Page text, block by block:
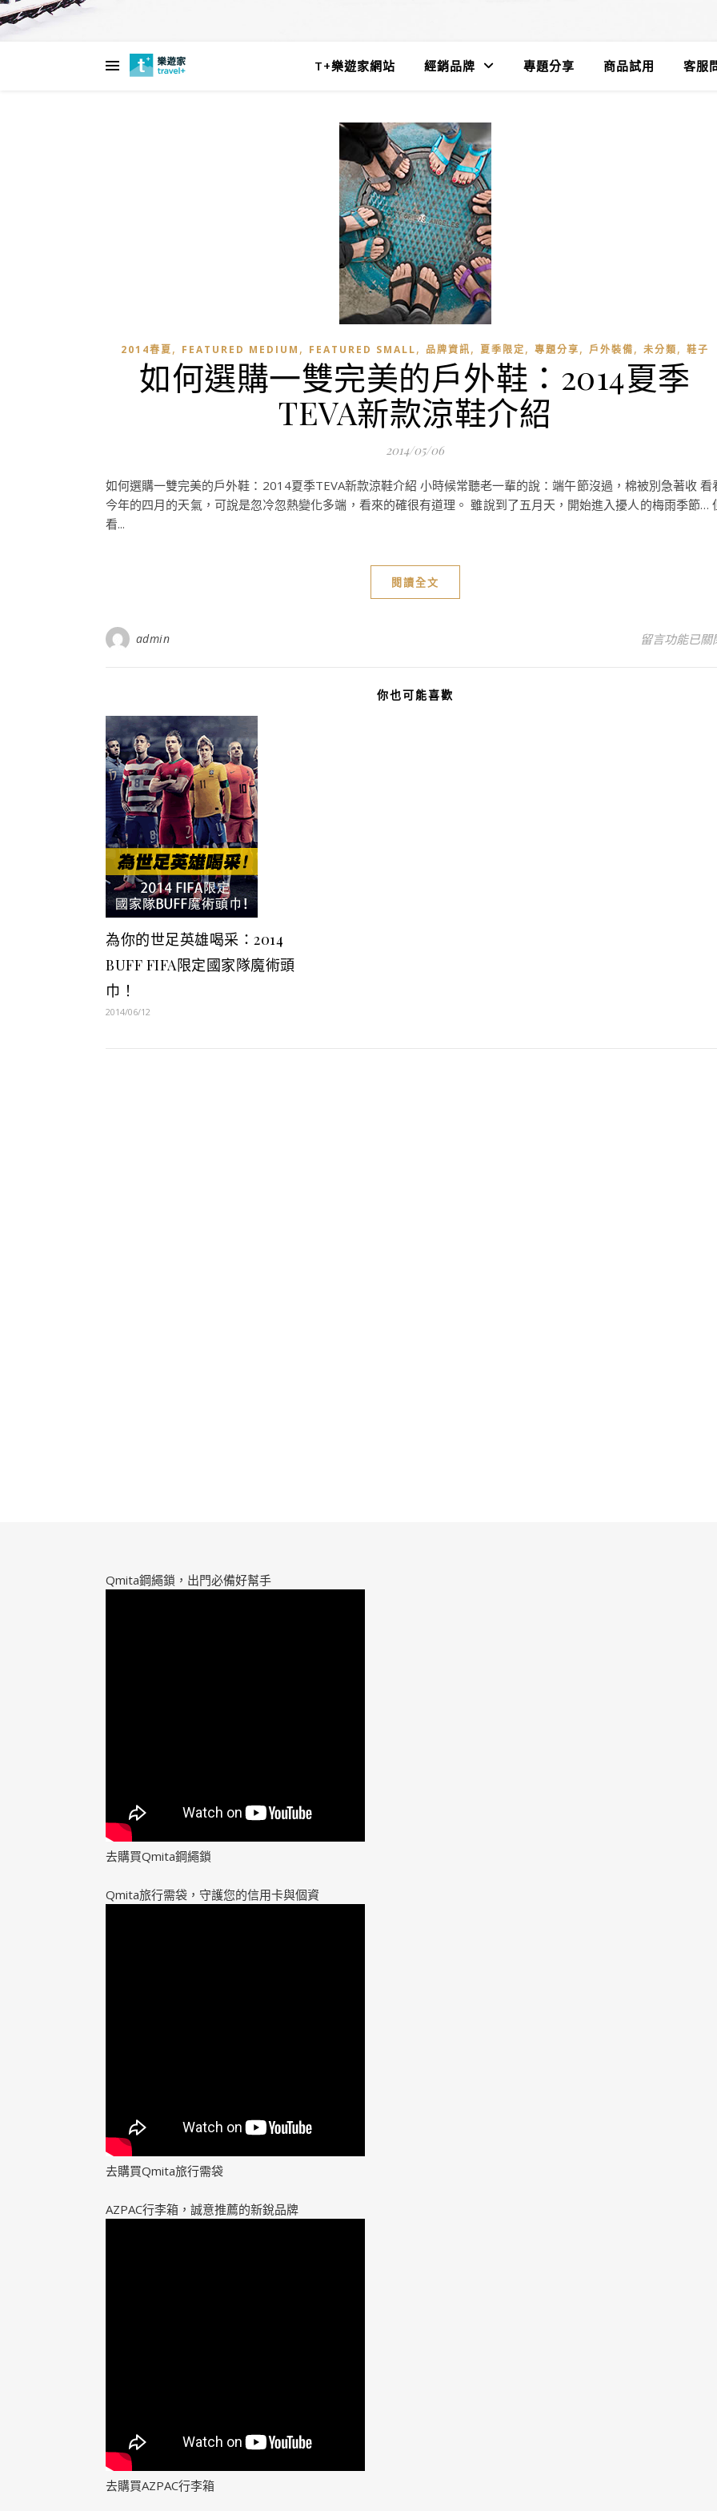
T+樂遊家網站 經銷品牌 專題分享 商品試用 客服
2014春夏, FEATURED MEDIUM , FEATURED SMALL, 品牌資訊, 夏季限定, 專題分享, 戶外裝備, 未分類, 鞋子
如何選購一雙完美的戶外鞋：2014夏季
TEVA新款涼鞋介紹
2014/05/06
如何選購一雙完美的戶外鞋：2014夏季TEVA新款涼鞋介紹 小時候常聽老一輩的說：端午節沒過，棉被別急著收 看
今年的四月的天氣，可說是忽冷忽熱變化多端，看來的確很有道理。 雖說到了五月天，開始進入擾人的梅雨季節…
看...
閱讀全文
admin 在〈如何選購
留言功能已關
你也可能喜歡
為你的世足英雄喝采：2014
BUFF FIFA限定國家隊魔術頭
巾！
2014/06/12
Qmita鋼繩鎖，出門必備好幫手
去購買Qmita鋼繩鎖
Qmita旅行需袋，守護您的信用卡與個資
去購買Qmita旅行需袋
AZPAC行李箱，誠意推薦的新銳品牌
去購買AZPAC行李箱